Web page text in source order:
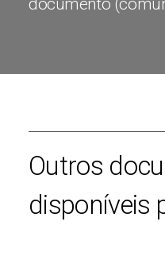
documento
Outros
disponíveis